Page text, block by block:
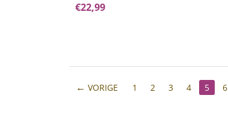
€22,99
VORIGE 1 2 3 4 5 6